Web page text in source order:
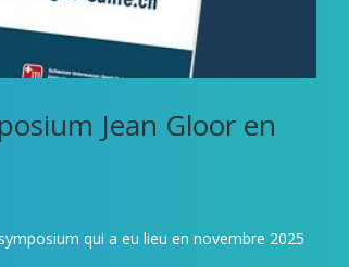
Jean Gloor en
qui a eu lieu en novembre 2025